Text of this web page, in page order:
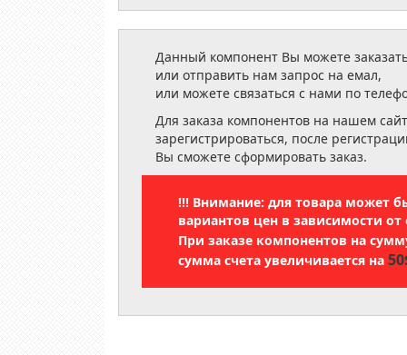
Данный компонент Вы можете
или отправить нам запрос на емал,
или можете связаться с нами по
Для заказа компонентов на нашем
зарегистрироваться, после
Вы сможете сформировать заказ.
!!! Внимание: для товара может
вариантов цен в зависимости от
При заказе компонентов на
сумма счета увеличивается на